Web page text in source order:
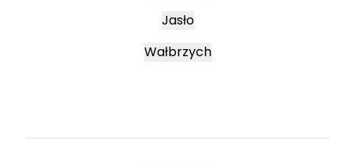
Jasło
Wałbrzych